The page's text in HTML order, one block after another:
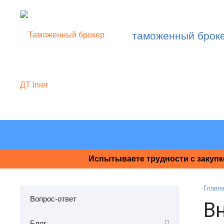
таможенный
Испытываете трудности с
Вопрос-ответ